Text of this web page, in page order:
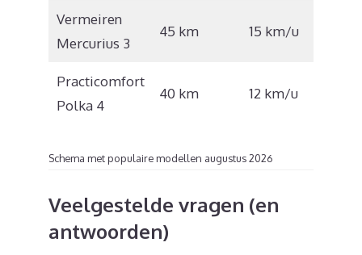
Vermeiren
Mercurius 3
45 km 15 km/u
Practicomfort
Polka 4
40 km 12 km/u
Schema met populaire modellen augustus 2026
Veelgestelde vragen (en
antwoorden)